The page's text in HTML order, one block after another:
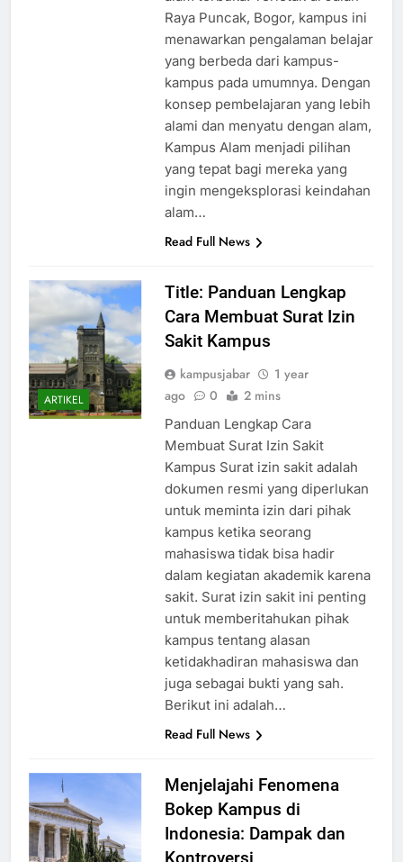
alam terbuka. Terletak di Jalan
Raya Puncak, Bogor, kampus ini
menawarkan pengalaman belajar
yang berbeda dari kampus-
kampus pada umumnya. Dengan
konsep pembelajaran yang lebih
alami dan menyatu dengan alam,
Kampus Alam menjadi pilihan
yang tepat bagi mereka yang
ingin mengeksplorasi keindahan
ARTIKEL
Title: Panduan Lengkap
Cara Membuat Surat Izin
Sakit Kampus
kampusjabar
1 year
Panduan Lengkap Cara
Membuat Surat Izin Sakit
Kampus Surat izin sakit adalah
dokumen resmi yang diperlukan
untuk meminta izin dari pihak
kampus ketika seorang
mahasiswa tidak bisa hadir
dalam kegiatan akademik karena
sakit. Surat izin sakit ini penting
untuk memberitahukan pihak
kampus tentang alasan
ketidakhadiran mahasiswa dan
juga sebagai bukti yang sah.
Menjelajahi Fenomena
Bokep Kampus di
Indonesia: Dampak dan